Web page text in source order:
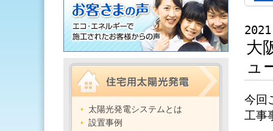
太陽光発電システムとは
設置事例
大
ュ
今回
工事